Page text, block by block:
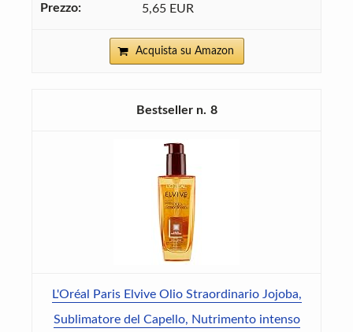
5,65 EUR
Acquista su Amazon
8
L'Oréal Paris Elvive Olio Straordinario Jojoba,
Sublimatore del Capello, Nutrimento intenso